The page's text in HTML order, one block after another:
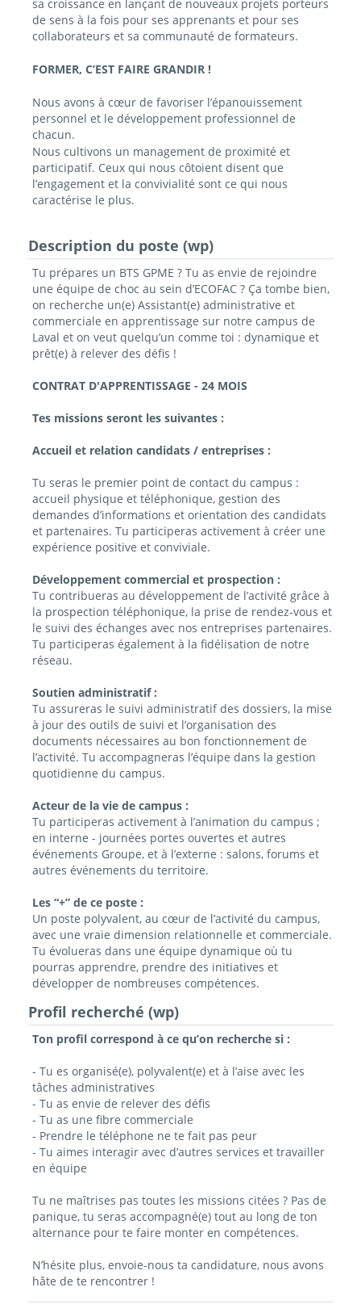
sa croissance en lançant de nouveaux projets porteurs
de sens à la fois pour ses apprenants et pour ses
collaborateurs et sa communauté de formateurs.
FORMER, C’EST FAIRE GRANDIR !
Nous avons à cœur de favoriser l’épanouissement
personnel et le développement professionnel de
chacun.
Nous cultivons un management de proximité et
participatif. Ceux qui nous côtoient disent que
l’engagement et la convivialité sont ce qui nous
caractérise le plus.
Description du poste (wp)
Tu prépares un BTS GPME ? Tu as envie de rejoindre
une équipe de choc au sein d’ECOFAC ? Ça tombe bien,
on recherche un(e) Assistant(e) administrative et
commerciale en apprentissage sur notre campus de
Laval et on veut quelqu’un comme toi : dynamique et
prêt(e) à relever des défis !
CONTRAT D'APPRENTISSAGE - 24 MOIS
Tes missions seront les suivantes :
Accueil et relation candidats / entreprises :
Tu seras le premier point de contact du campus :
accueil physique et téléphonique, gestion des
demandes d’informations et orientation des candidats
et partenaires. Tu participeras activement à créer une
expérience positive et conviviale.
Développement commercial et prospection :
Tu contribueras au développement de l’activité grâce à
la prospection téléphonique, la prise de rendez-vous et
le suivi des échanges avec nos entreprises partenaires.
Tu participeras également à la fidélisation de notre
réseau.
Soutien administratif :
Tu assureras le suivi administratif des dossiers, la mise
à jour des outils de suivi et l’organisation des
documents nécessaires au bon fonctionnement de
l’activité. Tu accompagneras l’équipe dans la gestion
quotidienne du campus.
Acteur de la vie de campus :
Tu participeras activement à l’animation du campus ;
en interne - journées portes ouvertes et autres
événements Groupe, et à l’externe : salons, forums et
autres événements du territoire.
Les “+” de ce poste :
Un poste polyvalent, au cœur de l’activité du campus,
avec une vraie dimension relationnelle et commerciale.
Tu évolueras dans une équipe dynamique où tu
pourras apprendre, prendre des initiatives et
développer de nombreuses compétences.
Profil recherché (wp)
Ton profil correspond à ce qu’on recherche si :
- Tu es organisé(e), polyvalent(e) et à l’aise avec les
tâches administratives
- Tu as envie de relever des défis
- Tu as une fibre commerciale
- Prendre le téléphone ne te fait pas peur
- Tu aimes interagir avec d’autres services et travailler
en équipe
Tu ne maîtrises pas toutes les missions citées ? Pas de
panique, tu seras accompagné(e) tout au long de ton
alternance pour te faire monter en compétences.
N’hésite plus, envoie-nous ta candidature, nous avons
hâte de te rencontrer !